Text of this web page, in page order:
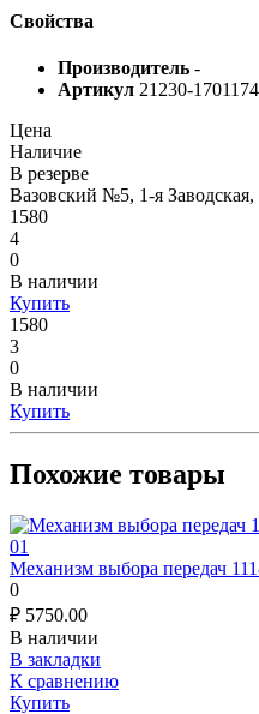
Свойства
Производитель -
Артикул 21230-
Цена
Наличие
В резерве
Вазовский №5, 1-я Заводская,
1580
4
0
В наличии
Купить
1580
3
0
В наличии
Купить
Похожие товары
Механизм выбора передач
0
₽ 5750.00
В наличии
В закладки
К сравнению
Купить